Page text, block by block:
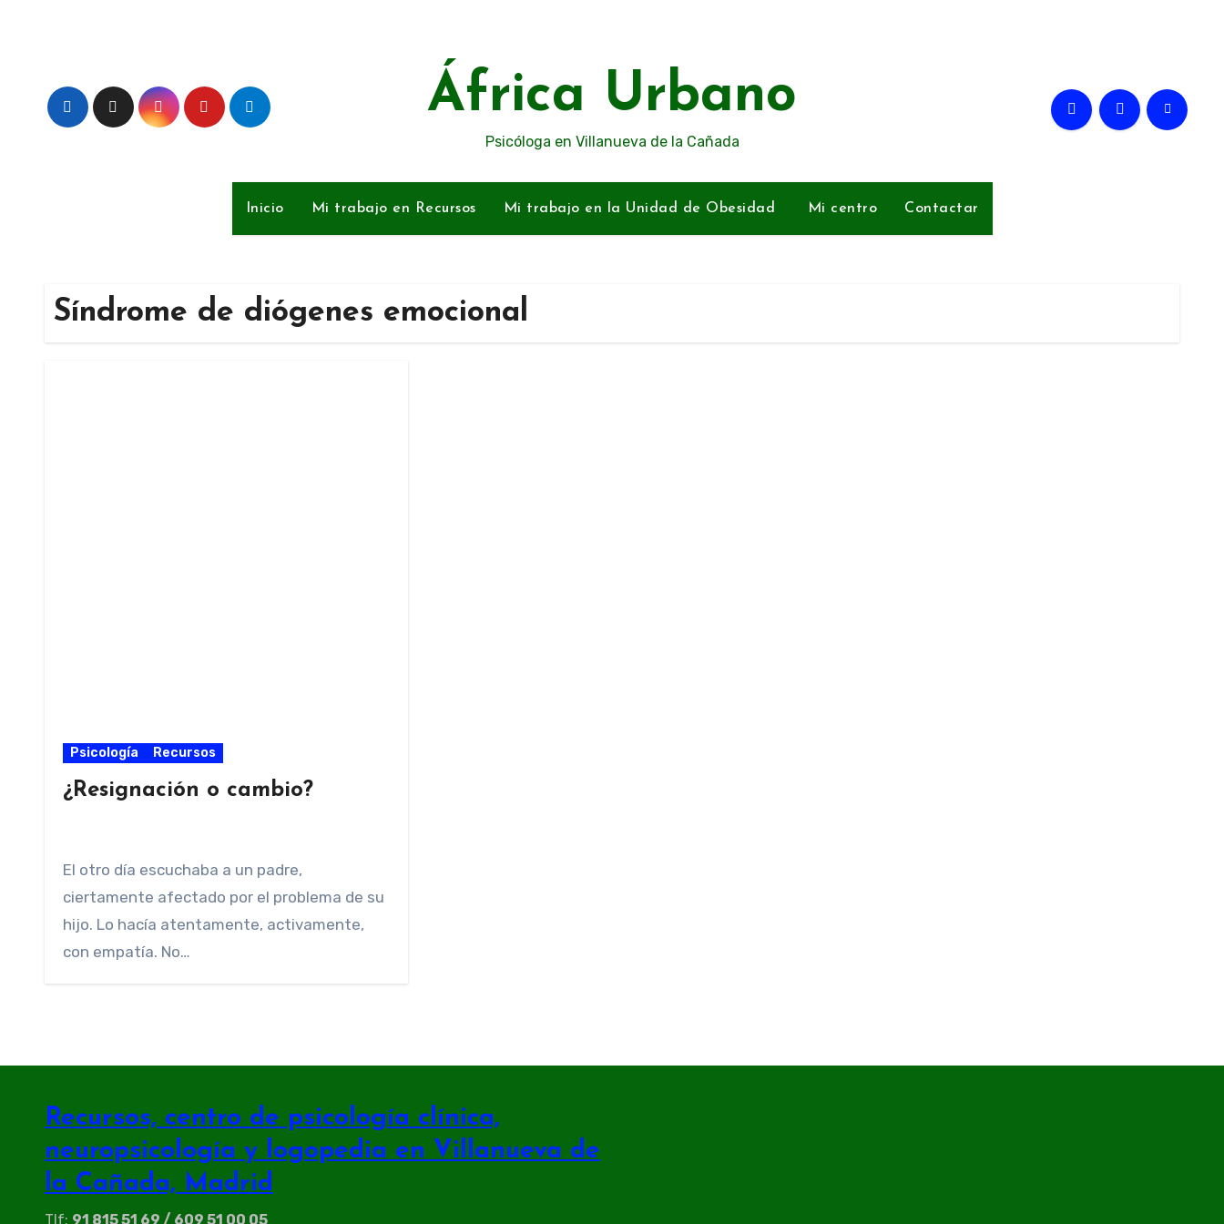
África Urbano
Psicóloga en Villanueva de la Cañada
Inicio Mi trabajo en Recursos Mi trabajo en la Unidad de Obesidad Mi centro Contactar
Síndrome de diógenes emocional
Psicología Recursos
¿Resignación o cambio?
El otro día escuchaba a un padre,
ciertamente afectado por el problema de su
hijo. Lo hacía atentamente, activamente,
con empatía. No…
Recursos, centro de psicología clínica,
neuropsicología y logopedia en Villanueva de
la Cañada, Madrid
Tlf: 91 815 51 69 / 609 51 00 05